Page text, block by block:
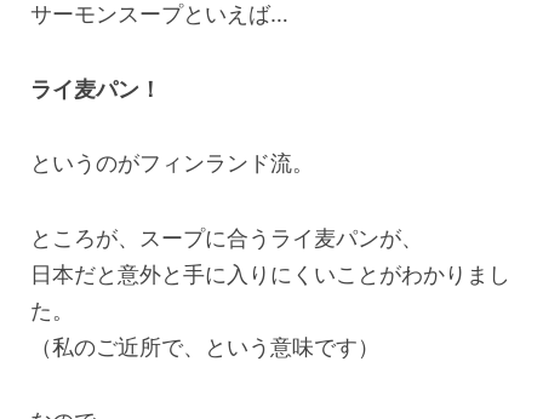
サーモンスープといえば…
ライ麦パン！
というのがフィンランド流。
ところが、スープに合うライ麦パンが、
日本だと意外と手に入りにくいことがわかりまし
た。
（私のご近所で、という意味です）